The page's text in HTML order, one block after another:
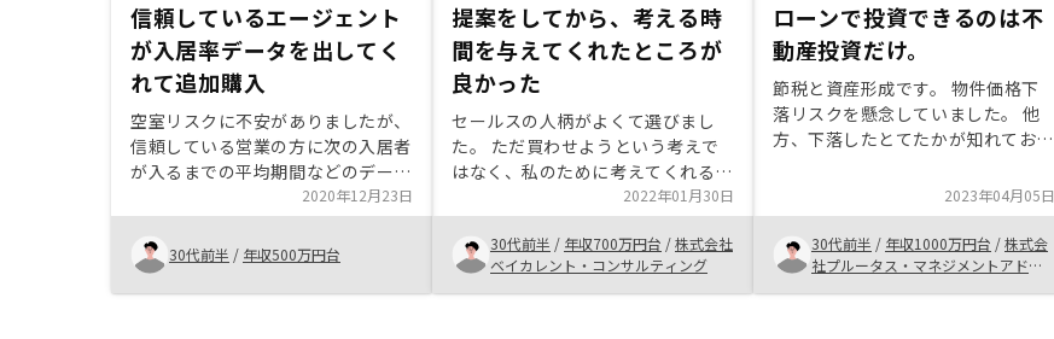
信頼しているエージェント
が入居率データを出してく
れて追加購入
空室リスクに不安がありましたが、
信頼している営業の方に次の入居者
が入るまでの平均期間などのデータ
を出していただき、踏み切りまし
た。
2020年12月23日
30代前半 / 年収500万円台
提案をしてから、考える時
間を与えてくれたところが
良かった
セールスの人柄がよくて選びまし
た。 ただ買わせようという考えで
はなく、私のために考えてくれるよ
うに感じました。 他の不動産投資
会社の悪口も言わず、紳士に対応し
て頂きました。スピーディーに説明
をしていただけますが、私の考える
時間を与えてくれたところが良かっ
2022年01月30日
30代前半 / 年収700万円台 /株式会社
ベイカレント・コンサルティング
ローンで投資できるのは不
動産投資だけ。
節税と資産形成です。 物件価格下
落リスクを懸念していました。 他
方、下落したとてたかが知れてお
した。 不動産投資の利点はレバを
利かせられる点です。 契約までの
手続きは相当簡潔で北崎さんには大
変お世話になりました。 あっけな
く買ってしまったという印象です。
2023年04月05日
30代前半 / 年収1000万円台 /株式会
社プルータス・マネジメントアドバ